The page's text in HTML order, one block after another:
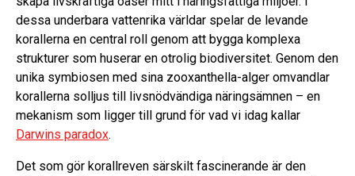
dessa underbara vattenrika världar spelar de levande
korallerna en central roll genom att bygga komplexa
strukturer som huserar en otrolig biodiversitet. Genom den
unika symbiosen med sina zooxanthella-alger omvandlar
korallerna solljus till livsnödvändiga näringsämnen – en
mekanism som ligger till grund för vad vi idag kallar
Darwins paradox.
Det som gör korallreven särskilt fascinerande är den